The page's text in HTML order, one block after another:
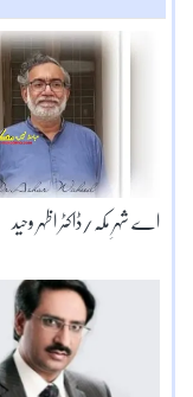
اے شہرِ مکّہ/ڈاکٹر اظہر وحید